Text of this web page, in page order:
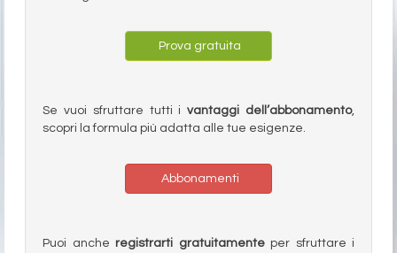
Prova gratuita
Se vuoi sfruttare tutti ivantaggi dell’abbonamento,
scopri la formula più adatta alle tue esigenze.
Abbonamenti
Puoi anche registrarti gratuitamenteper sfruttare i